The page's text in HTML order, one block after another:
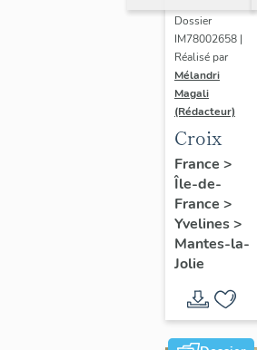
Dossier
IM78002658 |
Réalisé par
Mélandri
Magali
(Rédacteur)
Croix
France >
Île-de-
France >
Yvelines>
Mantes-la-
Jolie